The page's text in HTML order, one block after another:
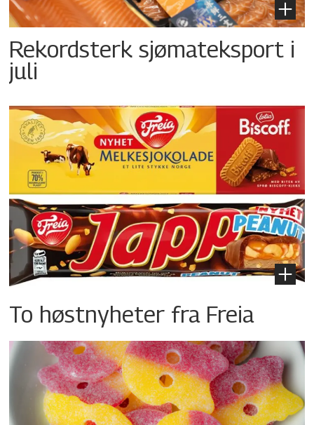
Rekordsterk sjømateksport i
juli
To høstnyheter fra Freia